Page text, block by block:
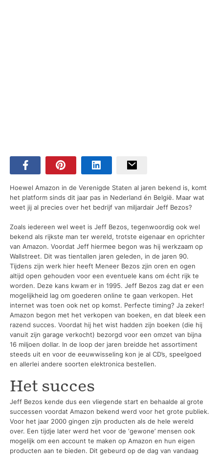
Hoewel Amazon in de Verenigde Staten al jaren bekend is, komt
het platform sinds dit jaar pas in Nederland én België. Maar wat
weet jij al precies over het bedrijf van miljardair Jeff Bezos?
Zoals iedereen wel weet is Jeff Bezos, tegenwoordig ook wel
bekend als rijkste man ter wereld, trotste eigenaar en oprichter
van Amazon. Voordat Jeff hiermee begon was hij werkzaam op
Wallstreet. Dit was tientallen jaren geleden, in de jaren 90.
Tijdens zijn werk hier heeft Meneer Bezos zjin oren en ogen
altijd open gehouden voor een eventuele kans om écht rijk te
worden. Deze kans kwam er in 1995. Jeff Bezos zag dat er een
mogelijkheid lag om goederen online te gaan verkopen. Het
internet was toen ook net op komst. Perfecte timing? Ja zeker!
Amazon begon met het verkopen van boeken, en dat bleek een
razend succes. Voordat hij het wist hadden zijn boeken (die hij
vanuit zijn garage verkocht) bezorgd voor een omzet van bijna
16 miljoen dollar. In de loop der jaren breidde het assortiment
steeds uit en voor de eeuwwisseling kon je al CD’s, speelgoed
en allerlei andere soorten elektronica bestellen.
Het succes
Jeff Bezos kende dus een vliegende start en behaalde al grote
successen voordat Amazon bekend werd voor het grote publiek.
Voor het jaar 2000 gingen zijn producten als de hele wereld
over. Een tijdje later werd het voor de ‘gewone’ mensen ook
mogelijk om een account te maken op Amazon en hun eigen
producten aan te bieden. Dit gebeurd op de dag van vandaag